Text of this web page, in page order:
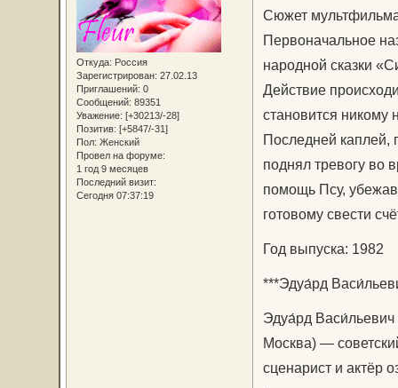
Откуда: Россия
Зарегистрирован: 27.02.13
Приглашений: 0
Сообщений: 89351
Уважение: [+30213/-28]
Позитив: [+5847/-31]
Пол: Женский
Провел на форуме:
1 год 9 месяцев
Последний визит:
Сегодня 07:37:19
Сюжет
Первоначальное
народной сказки
Действие
становится никому
Последней каплей,
поднял тревогу во
помощь Псу,
готовому свести
Год выпуска: 1982
***Эдуа́рд
Эдуа́рд
Москва) —
сценарист и актёр